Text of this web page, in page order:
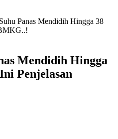
Panas Mendidih Hingga 38
Mendidih Hingga
Penjelasan